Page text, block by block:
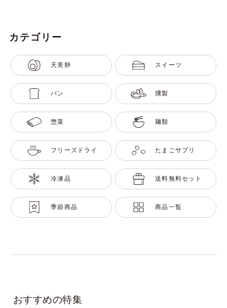
カテゴリー
天美卵 スイーツ
パン 燻製
惣菜 麺類
フリーズドライ たまごサプリ
冷凍品 送料無料セット
季節商品 商品一覧
おすすめの特集